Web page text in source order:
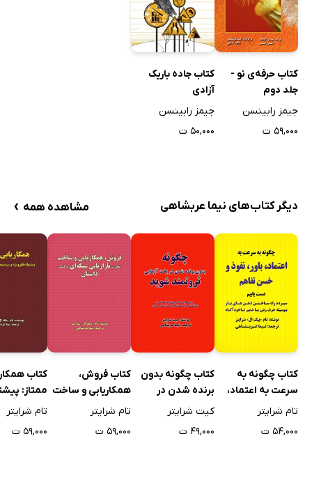
کتاب حرفه‌ی نو -
جلد دوم
جیمز رابینسن
۵۹,۰۰۰ ت
کتاب جاده باریک
آزادی
جیمز رابینسن
۵۰,۰۰۰ ت
دیگر کتاب‌های نیما عربشاهی مشاهده همه ›
کتاب چگونه به
سرعت به اعتماد،
باور، نفوذ و حسن
تام شرایتر
۵۴,۰۰۰ ت
کتاب چگونه بدون
برنده شدن در
بخت‌آزمایی،
کیت شرایتر
۴۹,۰۰۰ ت
کتاب فروش،
همکاریابی و ساخت
تجارت بازاریابی
داستان
تام شرایتر
۵۹,۰۰۰ ت
کتاب
ممتاز:
‌ویژه و
تام شرایتر
۵۹,۰۰۰ ت